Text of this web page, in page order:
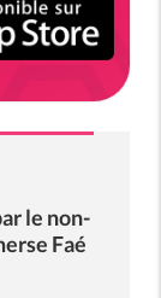
le non-
Faé